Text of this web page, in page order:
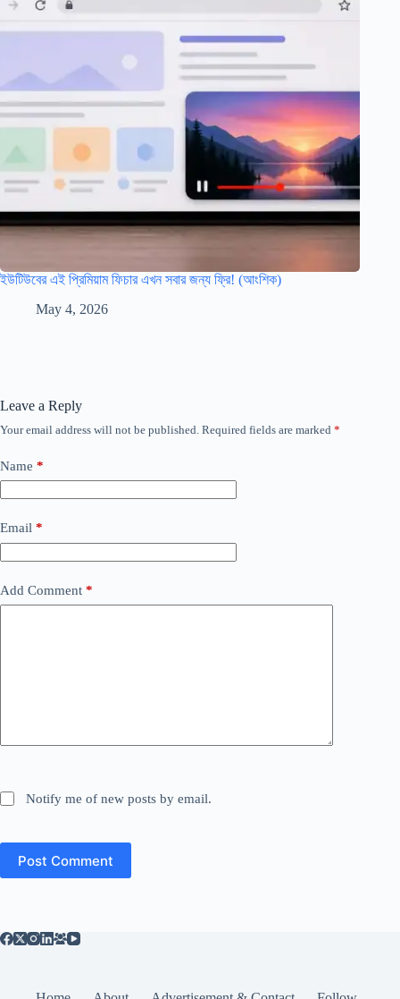
ইউটিউবের এই প্রিমিয়াম ফিচার এখন সবার জন্য ফ্রি! (আংশিক)
May 4, 2026
Leave a Reply
Your email address will not be published. Required fields are marked *
Name *
Email *
Add Comment *
Notify me of new posts by email.
Post Comment